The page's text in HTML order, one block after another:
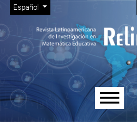
Ir al menú de navegación principal
Ir al contenido principal
Ir al pie de página del sitio
Cambiar el idioma. El idioma actual es:
Español
Menú de administración
Menú principal